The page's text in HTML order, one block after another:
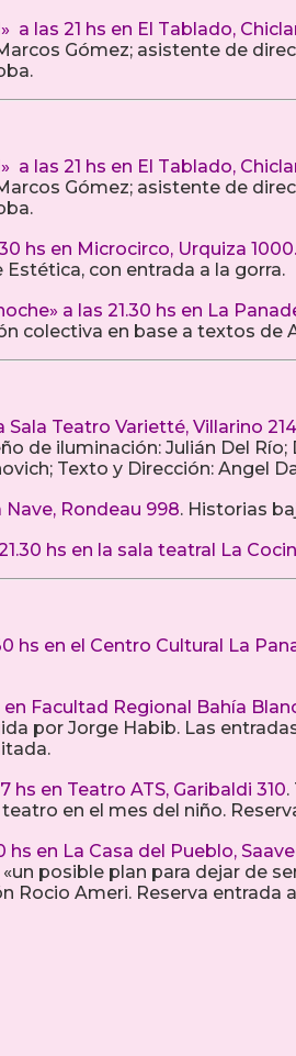
a las 21 hs en El Tablado,
Gómez; asistente de
a las 21 hs en El Tablado,
Gómez; asistente de
hs en Microcirco, Urquiza 1000.
con entrada a la gorra.
a las 21.30 hs en La
colectiva en base a textos de
Sala Teatro Varietté, Villarino
de iluminación: Julián Del
Texto y Dirección: Angel
Nave, Rondeau 998. Historias
hs en la sala teatral La
hs en el Centro Cultural La
Facultad Regional Bahía
por Jorge Habib. Las
hs en Teatro ATS, Garibaldi 310.
en el mes del niño.
en La Casa del Pueblo,
posible plan para dejar de
Rocio Ameri. Reserva entrada